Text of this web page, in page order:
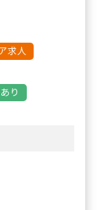
会社
）で
出店
求人
り